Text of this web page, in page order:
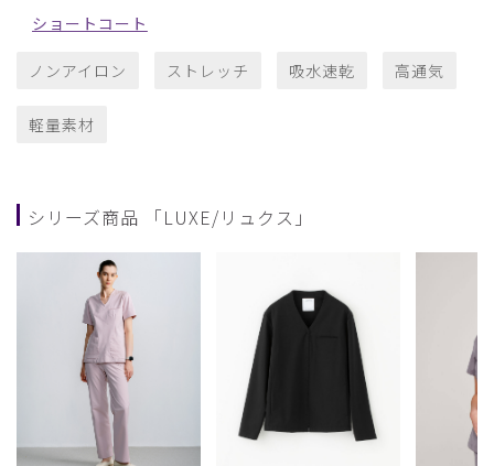
ショートコート
ノンアイロン ストレッチ 吸水速乾 高通気
軽量素材
シリーズ商品 「LUXE/リュクス」